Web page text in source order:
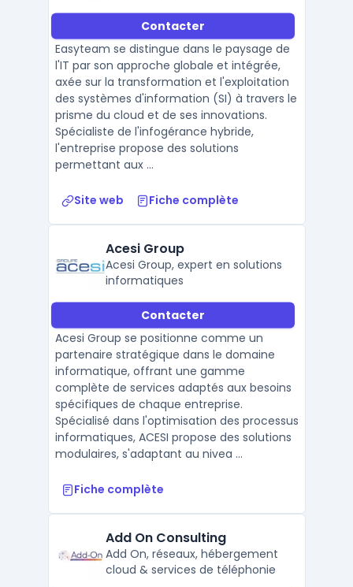
Contacter
Easyteam se distingue dans le paysage de
l'IT par son approche globale et intégrée,
axée sur la transformation et l'exploitation
des systèmes d'information (SI) à travers le
prisme du cloud et de ses innovations.
Spécialiste de l'infogérance hybride,
l'entreprise propose des solutions
permettant aux ...
Site web Fiche complète
Acesi Group
Acesi Group, expert en solutions
informatiques
Contacter
Acesi Group se positionne comme un
partenaire stratégique dans le domaine
informatique, offrant une gamme
complète de services adaptés aux besoins
spécifiques de chaque entreprise.
Spécialisé dans l'optimisation des processus
informatiques, ACESI propose des solutions
modulaires, s'adaptant au nivea ...
Fiche complète
Add On Consulting
Add On, réseaux, hébergement
cloud & services de téléphonie